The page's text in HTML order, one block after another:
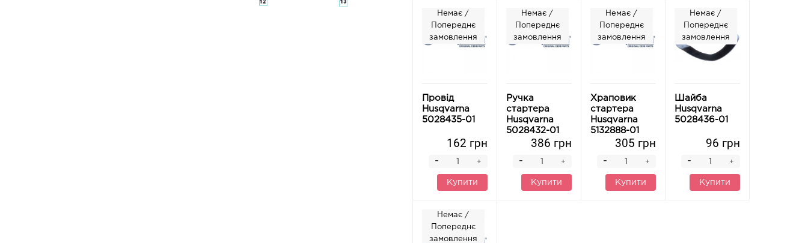
Немає /
Попереднє
замовлення
Провід
Husqvarna
5028435-01
162 грн
+
-
Купити
Немає /
Попереднє
замовлення
Ручка
стартера
Husqvarna
5028432-01
386 грн
+
-
Купити
Немає /
Попереднє
замовлення
Храповик
стартера
Husqvarna
5132888-01
305 грн
+
-
Купити
Немає /
Попереднє
замовлення
Шайба
Husqvarna
5028436-01
96 грн
+
-
Купити
Немає /
Попереднє
замовлення